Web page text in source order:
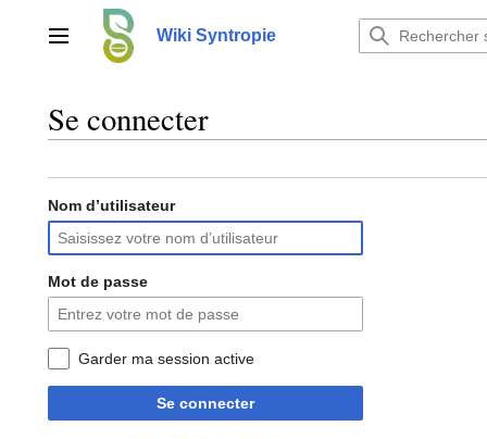
contenuMenu principalWiki Syntropie
Se connecter
Nom d’utilisateur
Mot de passe
Garder ma session active
Se connecter